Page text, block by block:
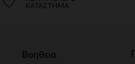
ΚΑΤΆΣΤΗΜΑ
Βοηθεια